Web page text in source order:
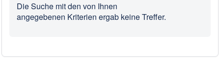
Die Suche mit den von Ihnen
angegebenen Kriterien ergab keine Treffer.